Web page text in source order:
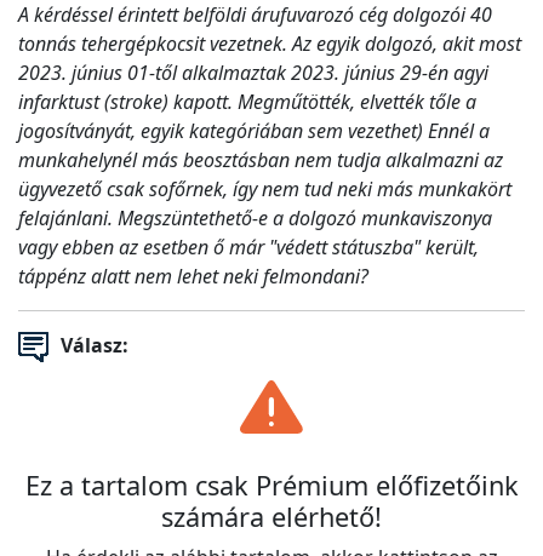
A kérdéssel érintett belföldi árufuvarozó cég dolgozói 40
tonnás tehergépkocsit vezetnek. Az egyik dolgozó, akit most
2023. június 01-től alkalmaztak 2023. június 29-én agyi
infarktust (stroke) kapott. Megműtötték, elvették tőle a
jogosítványát, egyik kategóriában sem vezethet) Ennél a
munkahelynél más beosztásban nem tudja alkalmazni az
ügyvezető csak sofőrnek, így nem tud neki más munkakört
felajánlani. Megszüntethető-e a dolgozó munkaviszonya
vagy ebben az esetben ő már "védett státuszba" került,
táppénz alatt nem lehet neki felmondani?
Válasz:
Ez a tartalom csak Prémium előfizetőink
számára elérhető!